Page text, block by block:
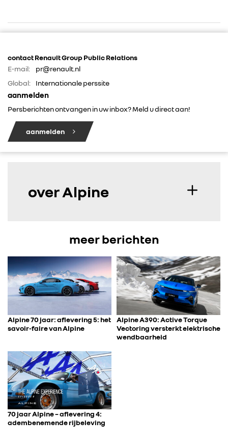
RENAULT
DACIA
FOTO’S & VIDEO’S
contact Renault Group Public Relations
E-mail:
pr@renault.nl
Global:
Internationale perssite
aanmelden
Persberichten ontvangen in uw inbox? Meld u direct aan!
aanmelden
over Alpine
meer berichten
Alpine 70 jaar: aflevering 5: het
savoir-faire van Alpine
Alpine A390: Active Torque
Vectoring versterkt elektrische
wendbaarheid
70 jaar Alpine – aflevering 4:
adembenemende rijbeleving